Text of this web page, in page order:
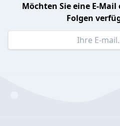
Möchten Sie eine E-
Folgen